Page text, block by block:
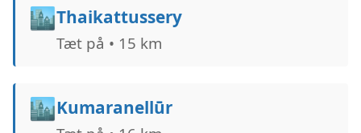
🏙️Thaikattussery
Tæt på • 15 km
🏙️Kumaranellūr